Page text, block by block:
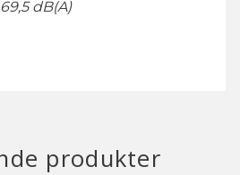
dB(A)
produkter